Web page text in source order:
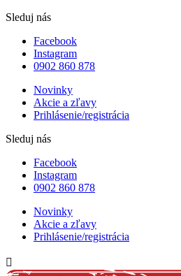
Sleduj nás
Facebook
Instagram
0902 860 878
Novinky
Akcie a zľavy
Prihlásenie/registrácia
Sleduj nás
Facebook
Instagram
0902 860 878
Novinky
Akcie a zľavy
Prihlásenie/registrácia
